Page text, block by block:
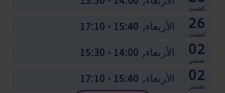
غشت
26
غشت الأربعاء, 15:40 - 17:10
02
شتنبر الأربعاء, 14:00 - 15:30
02
شتنبر الأربعاء, 15:40 - 17:10